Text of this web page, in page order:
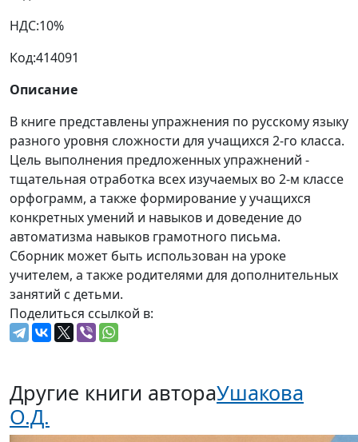
НДС:10%
Код:414091
Описание
В книге представлены упражнения по русскому языку
разного уровня сложности для учащихся 2-го класса.
Цель выполнения предложенных упражнений -
тщательная отработка всех изучаемых во 2-м классе
орфограмм, а также формирование у учащихся
конкретных умений и навыков и доведение до
автоматизма навыков грамотного письма.
Сборник может быть использован на уроке
учителем, а также родителями для дополнительных
занятий с детьми.
Поделиться ссылкой в:
Другие книги автораУшакова
О.Д.